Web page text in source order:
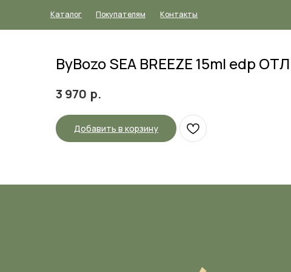
Покупателям Контакты
Каталог
ByBozo SEA BREEZE 15ml edp
3 970 р.
Добавить в корзину